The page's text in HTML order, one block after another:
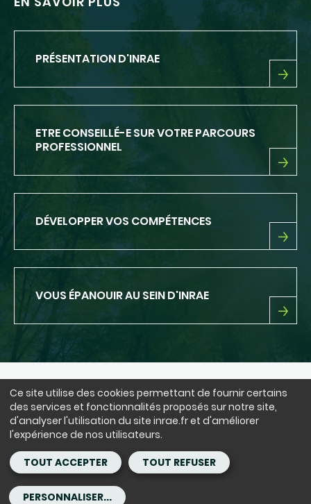
Ce site utilise des cookies permettant de fournir certains
des services et fonctionnalités proposés sur notre site,
d'analyser l'utilisation du site inrae.fr et d'améliorer
l'expérience de nos utilisateurs.
PERSONNALISER...
TOUT ACCEPTER TOUT REFUSER
PRÉSENTATION D'INRAE
PRÉSENTATION
ETRE CONSEILLÉ-E SUR VOTRE PARCOURS
PROFESSIONNEL
ETRE
SUR
VOTRE
PROFESSIONNEL
DÉVELOPPER VOS COMPÉTENCES
DÉVELOPPER
VOUS ÉPANOUIR AU SEIN D'INRAE
VOUS
SEIN
NOUS SUIVRE
LinkedInFacebook
BlueSkyinstagram
Youtube
X
Siège : 147 rue de l'Université 75338 Paris Cedex 07 - tél. : +33(0)1 42
75 90 00
Mentions légales
CGU